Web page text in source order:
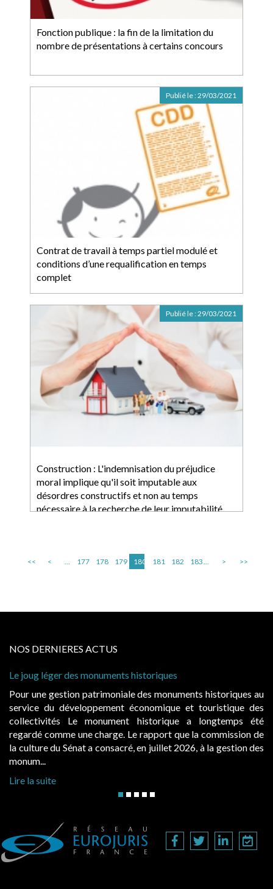
Fonction publique : la fin de la limitation du
nombre de présentations à certains concours
Contrat de travail à temps partiel modulé et
conditions d’une requalification en temps
complet
Publié le :29/03/2021
Construction : L'indemnisation du préjudice
moral implique qu'il soit imputable aux
désordres constructifs et non au temps
nécessaire à la recherche de leur imputabilité
Publié le :29/03/2021
<< < ... 177 178 179 180 181 182 183... > >>
NOS DERNIERES ACTUS
monuments historiques au
et touristique des
a longtemps été
que la commission de
juillet 2026, à la gestion des
Cabines de plage : le juge admet
Evocatrices des bains de mer,
également un beau sujet
public, elles donnent lieu au
d’occupation. Saisies par des